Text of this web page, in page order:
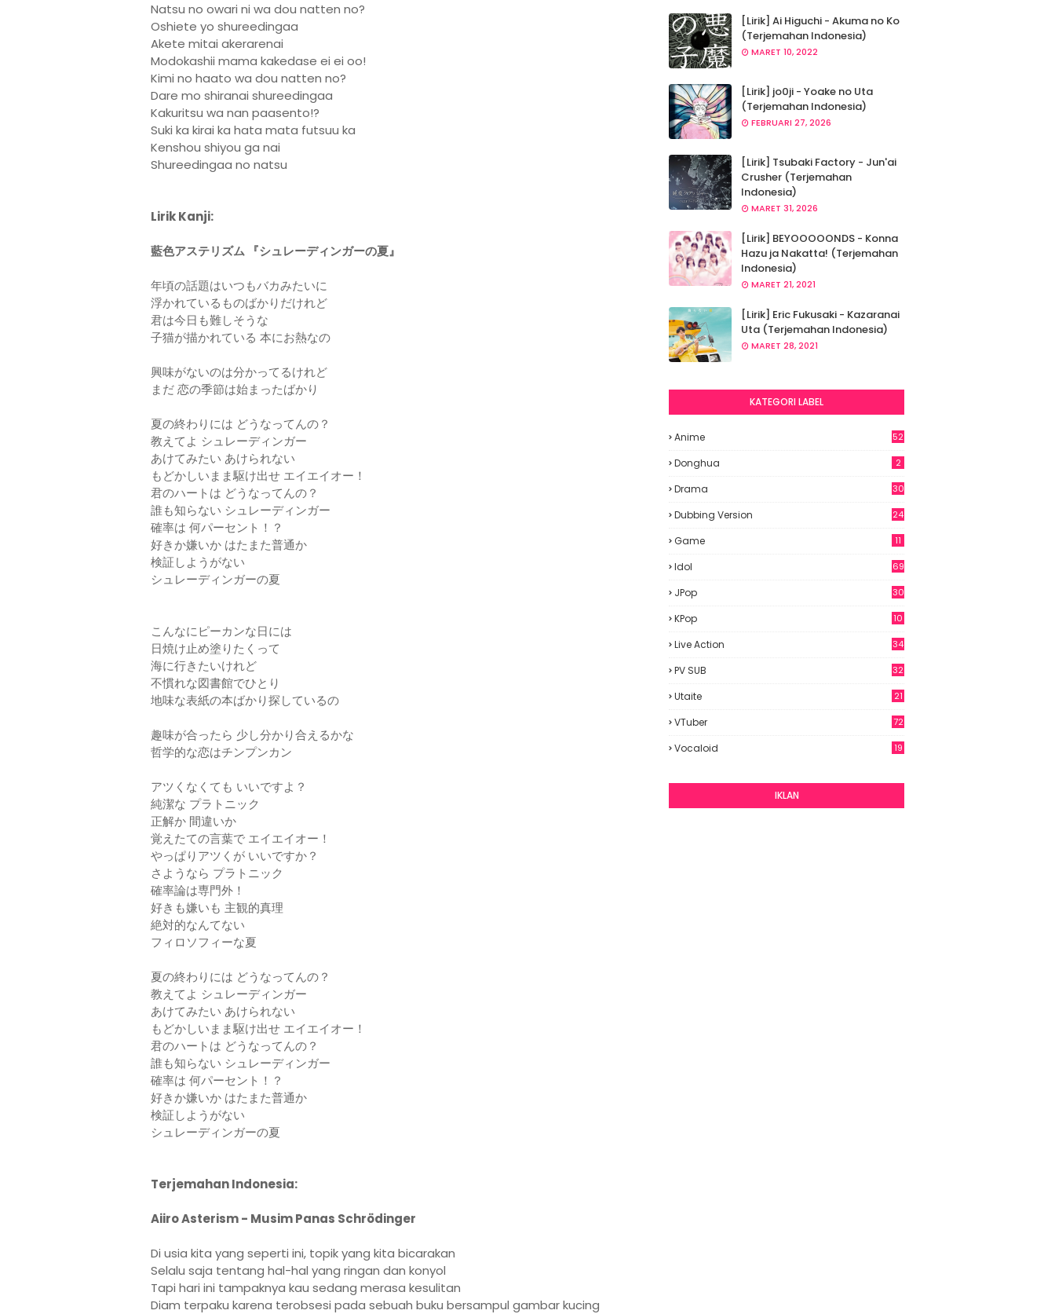
Natsu no owari ni wa dou natten no?
Oshiete yo shureedingaa
Akete mitai akerarenai
Modokashii mama kakedase ei ei oo!
Kimi no haato wa dou natten no?
Dare mo shiranai shureedingaa
Kakuritsu wa nan paasento!?
Suki ka kirai ka hata mata futsuu ka
Kenshou shiyou ga nai
Shureedingaa no natsu
Lirik Kanji:
藍色アステリズム 『シュレーディンガーの夏』
年頃の話題はいつもバカみたいに
浮かれているものばかりだけれど
君は今日も難しそうな
子猫が描かれている 本にお熱なの
興味がないのは分かってるけれど
まだ 恋の季節は始まったばかり
夏の終わりには どうなってんの？
教えてよ シュレーディンガー
あけてみたい あけられない
もどかしいまま駆け出せ エイエイオー！
君のハートは どうなってんの？
誰も知らない シュレーディンガー
確率は 何パーセント！？
好きか嫌いか はたまた普通か
検証しようがない
シュレーディンガーの夏
こんなにピーカンな日には
日焼け止め塗りたくって
海に行きたいけれど
不慣れな図書館でひとり
地味な表紙の本ばかり探しているの
趣味が合ったら 少し分かり合えるかな
哲学的な恋はチンプンカン
アツくなくても いいですよ？
純潔な プラトニック
正解か 間違いか
覚えたての言葉で エイエイオー！
やっぱりアツくが いいですか？
さようなら プラトニック
確率論は専門外！
好きも嫌いも 主観的真理
絶対的なんてない
フィロソフィーな夏
夏の終わりには どうなってんの？
教えてよ シュレーディンガー
あけてみたい あけられない
もどかしいまま駆け出せ エイエイオー！
君のハートは どうなってんの？
誰も知らない シュレーディンガー
確率は 何パーセント！？
好きか嫌いか はたまた普通か
検証しようがない
シュレーディンガーの夏
Terjemahan Indonesia:
Aiiro Asterism - Musim Panas Schrödinger
Di usia kita yang seperti ini, topik yang kita bicarakan
Selalu saja tentang hal-hal yang ringan dan konyol
Tapi hari ini tampaknya kau sedang merasa kesulitan
Diam terpaku karena terobsesi pada sebuah buku bersampul gambar kucing
[Lirik] Ai Higuchi - Akuma no Ko
(Terjemahan Indonesia)
MARET 10, 2022
[Lirik] jo0ji - Yoake no Uta
(Terjemahan Indonesia)
FEBRUARI 27, 2026
[Lirik] Tsubaki Factory - Jun'ai
Crusher (Terjemahan
Indonesia)
MARET 31, 2026
[Lirik] BEYOOOOONDS - Konna
Hazu ja Nakatta! (Terjemahan
Indonesia)
MARET 21, 2021
[Lirik] Eric Fukusaki - Kazaranai
Uta (Terjemahan Indonesia)
MARET 28, 2021
KATEGORI LABEL
Anime
52
Donghua 2
Drama 30
Dubbing Version 24
Game 11
Idol
69
JPop
30
KPop
10
Live Action 34
PV SUB 32
Utaite 21
VTuber 72
Vocaloid 19
IKLAN